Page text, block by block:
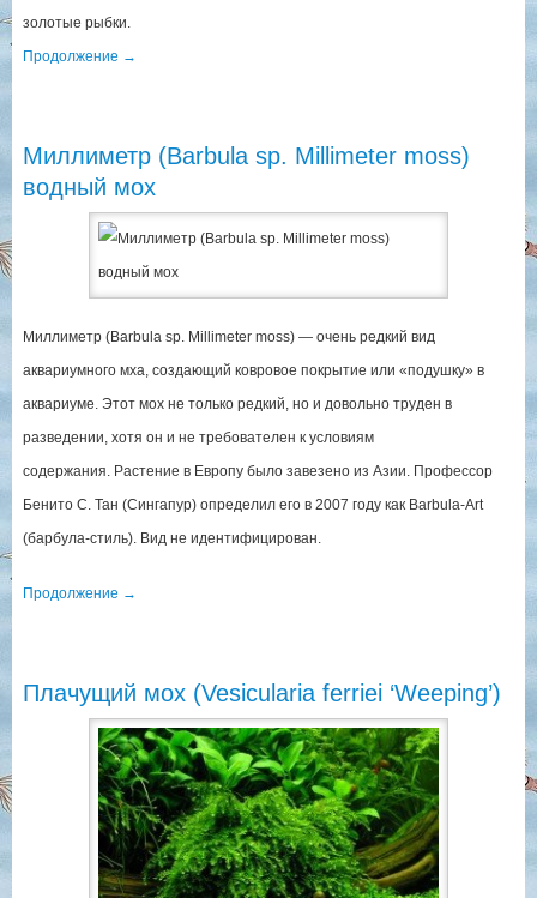
золотые рыбки.
Продолжение →
Миллиметр (Barbula sp. Millimeter moss)
водный мох
Миллиметр (Barbula sp. Millimeter moss) — очень редкий вид
аквариумного мха, создающий ковровое покрытие или «подушку» в
аквариуме. Этот мох не только редкий, но и довольно труден в
разведении, хотя он и не требователен к условиям
содержания. Растение в Европу было завезено из Азии. Профессор
Бенито С. Тан (Сингапур) определил его в 2007 году как Barbula-Art
(барбула-стиль). Вид не идентифицирован.
Продолжение →
Плачущий мох (Vesicularia ferriei ‘Weeping’)